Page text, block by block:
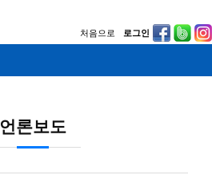
처음으로 로그인
언론보도